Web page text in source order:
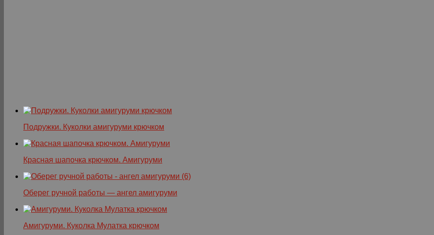
Подружки. Куколки амигуруми крючком
Красная шапочка крючком. Амигуруми
Оберег ручной работы — ангел амигуруми
Амигуруми. Куколка Мулатка крючком